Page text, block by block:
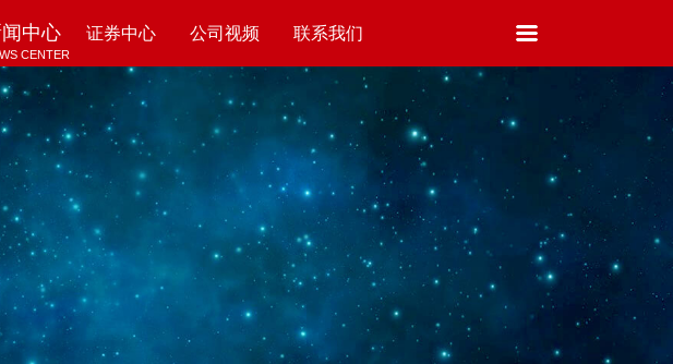
中心
CENTER
证券中心
SECURITY
公司视频
VIDEO
联系我们
CONTACT US